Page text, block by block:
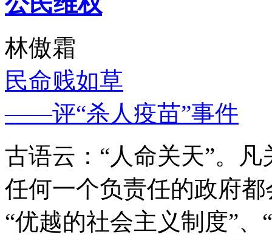
林傲霜
民命贱如草
——评“杀人疫苗”事件
古语云：“人命关天”。
任何一个负责任的政府
“优越的社会主义制度”